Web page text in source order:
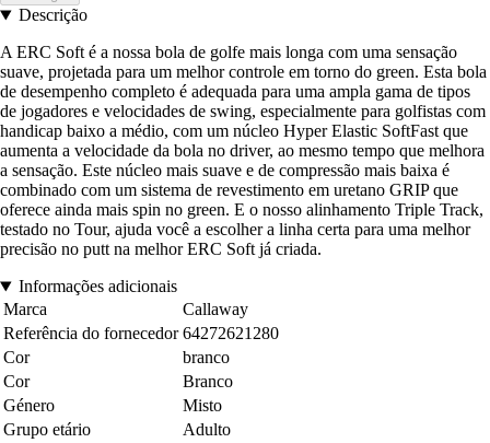
Descrição
A ERC Soft é a nossa bola de golfe mais longa com uma sensação
suave, projetada para um melhor controle em torno do green. Esta bola
de desempenho completo é adequada para uma ampla gama de tipos
de jogadores e velocidades de swing, especialmente para golfistas com
handicap baixo a médio, com um núcleo Hyper Elastic SoftFast que
aumenta a velocidade da bola no driver, ao mesmo tempo que melhora
a sensação. Este núcleo mais suave e de compressão mais baixa é
combinado com um sistema de revestimento em uretano GRIP que
oferece ainda mais spin no green. E o nosso alinhamento Triple Track,
testado no Tour, ajuda você a escolher a linha certa para uma melhor
precisão no putt na melhor ERC Soft já criada.
Informações adicionais
Marca
Callaway
Referência do fornecedor 64272621280
Cor
branco
Cor
Branco
Género
Misto
Grupo etário
Adulto